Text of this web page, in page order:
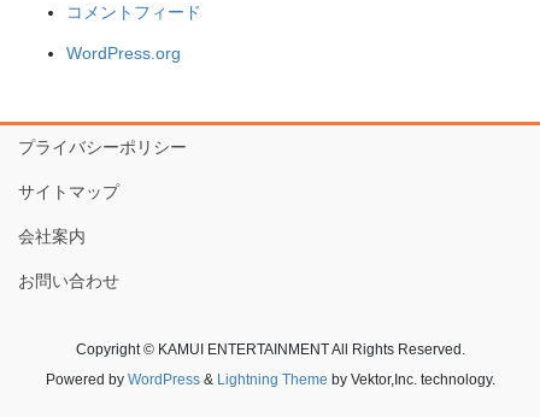
コメントフィード
WordPress.org
プライバシーポリシー
サイトマップ
会社案内
お問い合わせ
Copyright © KAMUI ENTERTAINMENT All Rights Reserved.
Powered by WordPress& Lightning Theme by Vektor,Inc. technology.